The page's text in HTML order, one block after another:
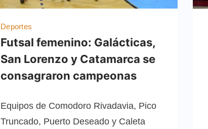
Deportes
Futsal femenino: Galácticas,
San Lorenzo y Catamarca se
consagraron campeonas
Equipos de Comodoro Rivadavia, Pico
Truncado, Puerto Deseado y Caleta